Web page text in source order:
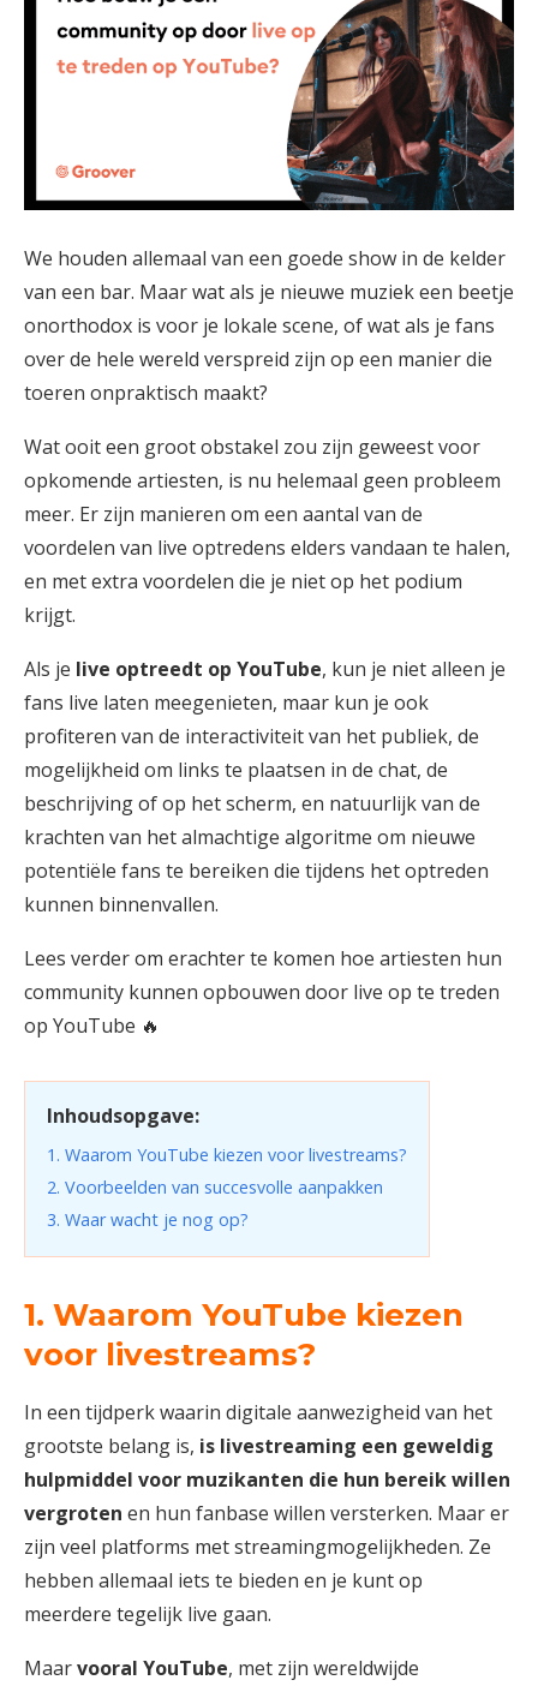
We houden allemaal van een goede show in de kelder
van een bar. Maar wat als je nieuwe muziek een beetje
onorthodox is voor je lokale scene, of wat als je fans
over de hele wereld verspreid zijn op een manier die
toeren onpraktisch maakt?
Wat ooit een groot obstakel zou zijn geweest voor
opkomende artiesten, is nu helemaal geen probleem
meer. Er zijn manieren om een aantal van de
voordelen van live optredens elders vandaan te halen,
en met extra voordelen die je niet op het podium
krijgt.
Als je live optreedt op YouTube, kun je niet alleen je
fans live laten meegenieten, maar kun je ook
profiteren van de interactiviteit van het publiek, de
mogelijkheid om links te plaatsen in de chat, de
beschrijving of op het scherm, en natuurlijk van de
krachten van het almachtige algoritme om nieuwe
potentiële fans te bereiken die tijdens het optreden
kunnen binnenvallen.
Lees verder om erachter te komen hoe artiesten hun
community kunnen opbouwen door live op te treden
op YouTube 🔥
Inhoudsopgave:
1. Waarom YouTube kiezen voor livestreams?
2. Voorbeelden van succesvolle aanpakken
3. Waar wacht je nog op?
1. Waarom YouTube kiezen
voor livestreams?
In een tijdperk waarin digitale aanwezigheid van het
grootste belang is, is livestreaming een geweldig
hulpmiddel voor muzikanten die hun bereik willen
vergroten en hun fanbase willen versterken. Maar er
zijn veel platforms met streamingmogelijkheden. Ze
hebben allemaal iets te bieden en je kunt op
meerdere tegelijk live gaan.
Maarvooral YouTube, met zijn wereldwijde